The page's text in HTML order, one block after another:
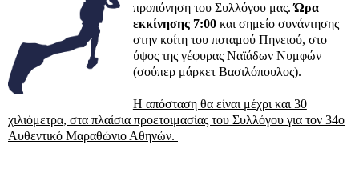
προπόνηση του Συλλόγου μας.Ώρα
εκκίνησης 7:00και σημείο συνάντησης
στην κοίτη του ποταμού Πηνειού, στο
ύψος της γέφυρας Ναϊάδων Νυμφών
(σούπερ μάρκετ Βασιλόπουλος).
Η απόσταση θα είναι μέχρι και 30
χιλιόμετρα, στα πλαίσια προετοιμασίας του Συλλόγου για τον 34ο
Αυθεντικό Μαραθώνιο Αθηνών.